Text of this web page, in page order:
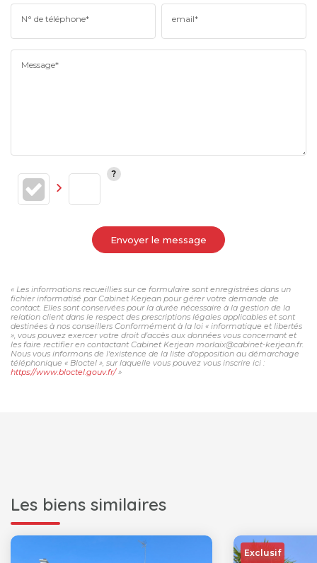
N° de téléphone* email*
Message*
Envoyer le message
« Les informations recueillies sur ce formulaire sont enregistrées dans un
fichier informatisé par Cabinet Kerjean pour gérer votre demande de
contact. Elles sont conservées pour la durée nécessaire à la gestion de la
relation client dans le respect des prescriptions légales applicables et sont
destinées à nos conseillers Conformément à la loi « informatique et libertés
», vous pouvez exercer votre droit d'accès aux données vous concernant et
les faire rectifier en contactant Cabinet Kerjean morlaix@cabinet-kerjean.fr.
Nous vous informons de l'existence de la liste d'opposition au démarchage
téléphonique « Bloctel », sur laquelle vous pouvez vous inscrire ici :
https://www.bloctel.gouv.fr/»
Les biens similaires
Exclusif